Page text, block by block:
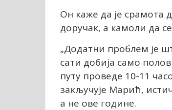
Он каже да је срамота
доручак, а камоли да
„Додатни проблем је
сати добија само
путу проведе 10-11
закључује Марић,
а не ове године.